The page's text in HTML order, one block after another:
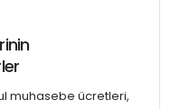
muhasebe ücretleri,